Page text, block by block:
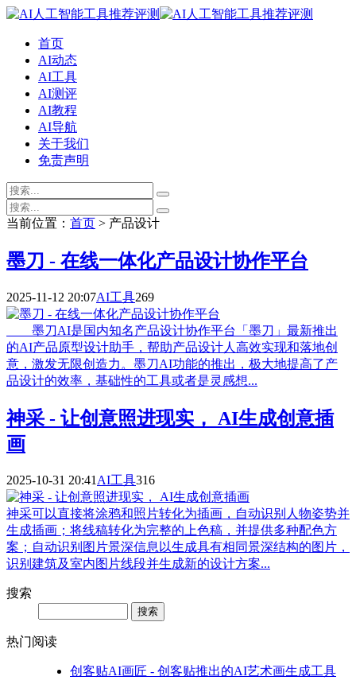
首页
AI动态
AI工具
AI测评
AI教程
AI导航
关于我们
免责声明
当前位置： 首页 > 产品设计
墨刀 - 在线一体化产品设计协作平台
2025-11-12 20:07AI工具269
墨刀AI是国内知名产品设计协作平台「墨刀」最新推出
的AI产品原型设计助手，帮助产品设计人高效实现和落地创
意，激发无限创造力。墨刀AI功能的推出，极大地提高了产
品设计的效率，基础性的工具或者是灵感想...
神采 - 让创意照进现实， AI生成创意插
画
2025-10-31 20:41 AI工具316
神采可以直接将涂鸦和照片转化为插画，自动识别人物姿势并
生成插画；将线稿转化为完整的上色稿，并提供多种配色方
案；自动识别图片景深信息以生成具有相同景深结构的图片，
识别建筑及室内图片线段并生成新的设计方案...
搜索
热门阅读
创客贴AI画匠 - 创客贴推出的AI艺术画生成工具